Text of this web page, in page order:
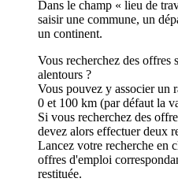
Dans le champ « lieu de
saisir une commune, un
un continent.
Vous recherchez des offres
alentours ?
Vous pouvez y associer un
0 et 100 km (par défaut la
Si vous recherchez des
devez alors effectuer deux
Lancez votre recherche en
offres d'emploi
restituée.